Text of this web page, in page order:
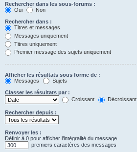
Rechercher dans les sous-forums :
Oui
Non
Rechercher dans :
Titres et messages
Messages uniquement
Titres uniquement
Premier message des sujets uniquement
Afficher les résultats sous forme de :
Messages
Sujets
Classer les résultats par :
Croissant
Décroissant
Rechercher depuis :
Renvoyer les :
Définir à 0 pour afficher l’intégralité du message.
premiers caractères des messages